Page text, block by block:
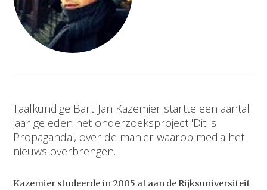
Taalkundige Bart-Jan Kazemier startte een aantal
jaar geleden het onderzoeksproject 'Dit is
Propaganda', over de manier waarop media het
nieuws overbrengen.
Kazemier studeerde in 2005 af aan de Rijksuniversiteit